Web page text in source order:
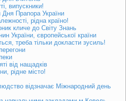
випускники!
Дня Прапора України
рідна країно!
кличе до Світу Знань
України, європейської країни
треба тільки докласти зусиль!
від нащадків
рідне місто!
відзначає Міжнародний день